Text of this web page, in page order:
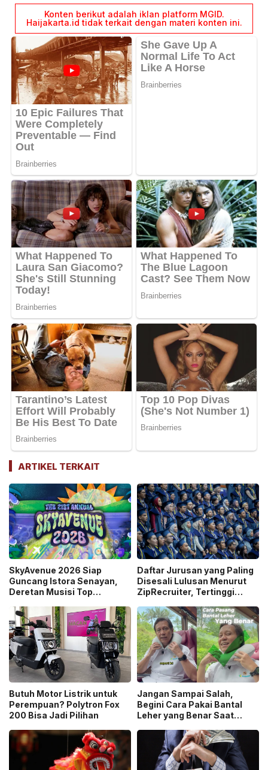
ARTIKEL TERKAIT
SkyAvenue 2026 Siap
Guncang Istora Senayan,
Deretan Musisi Top
dan Raisa Bakal Tampil
Daftar Jurusan yang Paling
Disesali Lulusan Menurut
ZipRecruiter, Tertinggi
Butuh Motor Listrik untuk
Perempuan? Polytron Fox
200 Bisa Jadi Pilihan
Jangan Sampai Salah,
Begini Cara Pakai Bantal
Leher yang Benar Saat